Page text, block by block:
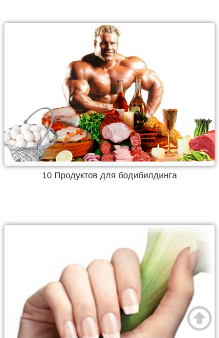
10 Продуктов для бодибилдинга